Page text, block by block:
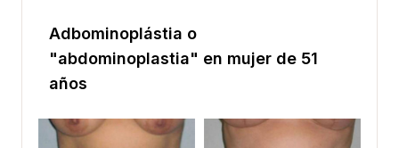
Adbominoplástia o
"abdominoplastia" en mujer de 51
años